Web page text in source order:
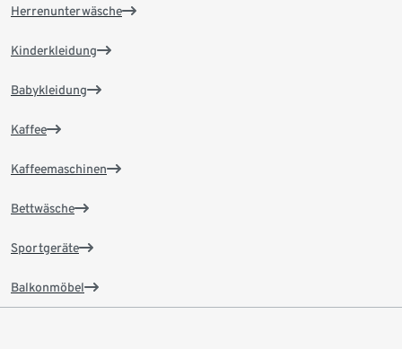
Herrenunterwäsche
Kinderkleidung
Babykleidung
Kaffee
Kaffeemaschinen
Bettwäsche
Sportgeräte
Balkonmöbel